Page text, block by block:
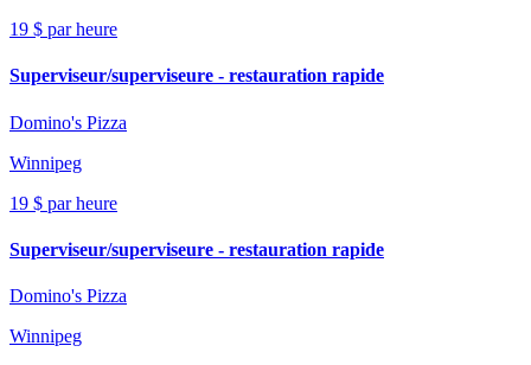
19 $ par heure
Superviseur/superviseure - restauration rapide
Domino's Pizza
Winnipeg
19 $ par heure
Superviseur/superviseure - restauration rapide
Domino's Pizza
Winnipeg